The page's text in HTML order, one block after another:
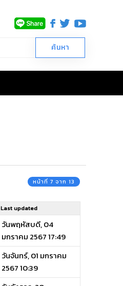
หน้าที่ 7 จาก 13
Last updated
วันพฤหัสบดี, 04
มกราคม 2567 17:49
วันจันทร์, 01 มกราคม
2567 10:39